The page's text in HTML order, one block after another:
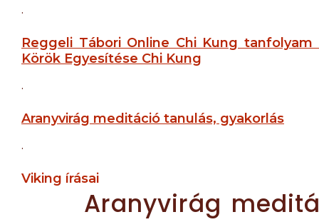
.
Reggeli Tábori Online Chi Kung
Körök Egyesítése Chi Kung
.
Aranyvirág meditáció tanulás, gyakorlás
.
Viking írásai
Aranyvirág